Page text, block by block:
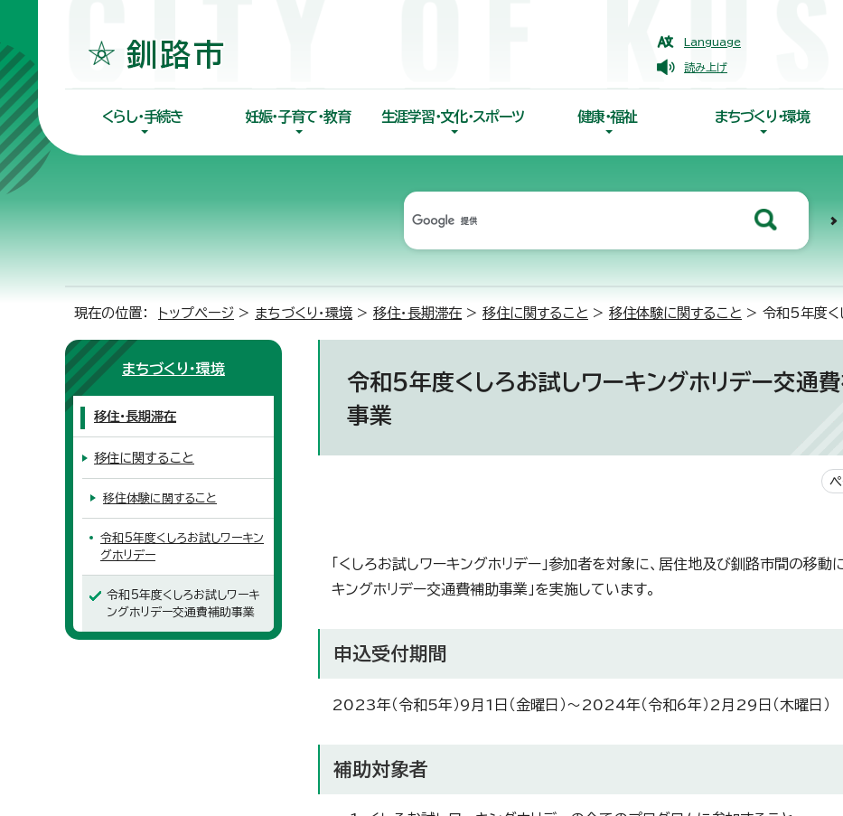
Language
読み上げ
くらし・手続き 妊娠・子育て・教育 生涯学習・文化・スポーツ 健康・福祉 まちづくり・環境
現在の位置： トップページ > まちづくり・環境 > 移住・長期滞在 > 移住に関すること > 移住体験に関すること > 令和5年度く
令和5年度くしろお試しワーキングホリデー交通
事業
「くしろお試しワーキングホリデー」参加者を対象に、居住地及び釧路市間の移
キングホリデー交通費補助事業」を実施しています。
申込受付期間
2023年（令和5年）9月1日（金曜日）～2024年（令和6年）2月29日（木曜日）
補助対象者
まちづくり・環境
移住・長期滞在
移住に関すること
移住体験に関すること
令和5年度くしろお試しワーキン
グホリデー
令和5年度くしろお試しワーキ
ングホリデー交通費補助事業